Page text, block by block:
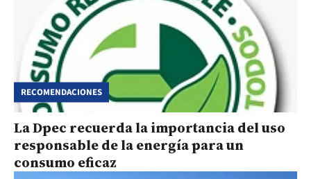
RECOMENDACIONES
La Dpec recuerda la importancia del uso
responsable de la energía para un
consumo eficaz